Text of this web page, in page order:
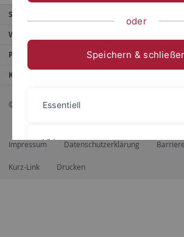
Service
Weitere Angebote
Portale
Kontaktinfo
© 2026 Eberhard Karls Universität Tübingen,
Impressum Datenschutzerklärung
Kurz-Link Drucken
oder
Speichern &
Essentiell
Videos